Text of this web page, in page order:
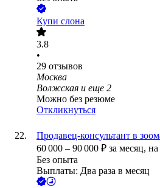
Купи слона
3.8
•
29 отзывов
Москва
Волжская и еще 2
Можно без резюме
Откликнуться
Продавец-консультант в
60 000 – 90 000 ₽ за месяц, на
Без опыта
Выплаты: Два раза в месяц